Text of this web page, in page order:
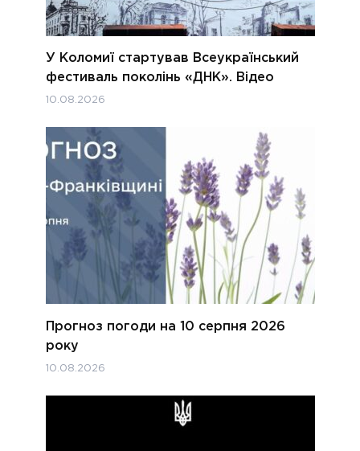
У Коломиї стартував Всеукраїнський
фестиваль поколінь «ДНК». Відео
10.08.2026
Прогноз погоди на 10 серпня 2026
року
10.08.2026